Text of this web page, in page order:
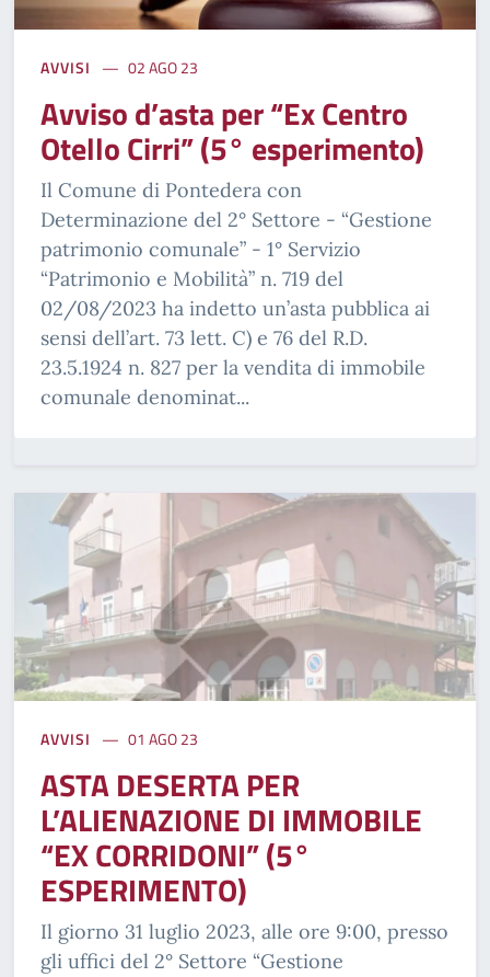
AVVISI 02 AGO 23
Avviso d’asta per “Ex Centro
Otello Cirri” (5° esperimento)
Il Comune di Pontedera con
Determinazione del 2° Settore - “Gestione
patrimonio comunale” - 1° Servizio
“Patrimonio e Mobilità” n. 719 del
02/08/2023 ha indetto un’asta pubblica ai
sensi dell’art. 73 lett. C) e 76 del R.D.
23.5.1924 n. 827 per la vendita di immobile
comunale denominat...
AVVISI 01 AGO 23
ASTA DESERTA PER
L’ALIENAZIONE DI IMMOBILE
“EX CORRIDONI” (5°
ESPERIMENTO)
Il giorno 31 luglio 2023, alle ore 9:00, presso
gli uffici del 2° Settore “Gestione